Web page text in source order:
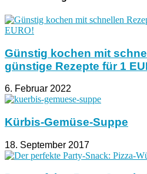
Günstig kochen mit
günstige Rezepte für 1
6. Februar 2022
Kürbis-Gemüse-Suppe
18. September 2017